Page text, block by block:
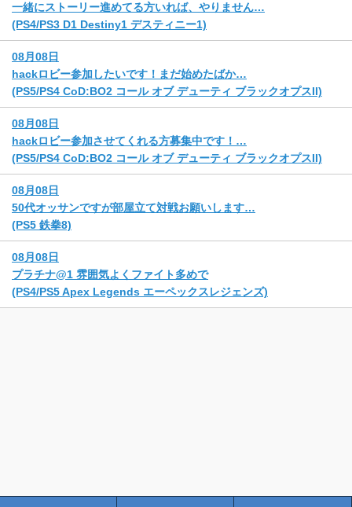
一緒にストーリー進めてる方いれば、やりません…
(PS4/PS3 D1 Destiny1 デスティニー1)
08月08日
hackロビー参加したいです！まだ始めたばか…
(PS5/PS4 CoD:BO2 コール オブ デューティ ブラックオプスII)
08月08日
hackロビー参加させてくれる方募集中です！…
(PS5/PS4 CoD:BO2 コール オブ デューティ ブラックオプスII)
08月08日
50代オッサンですが部屋立て対戦お願いします…
(PS5 鉄拳8)
08月08日
プラチナ@1 雰囲気よくファイト多めで
(PS4/PS5 Apex Legends エーペックスレジェンズ)